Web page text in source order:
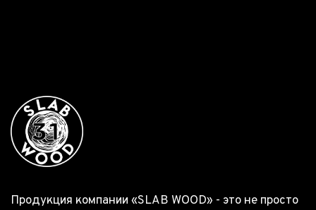
Продукция компании «SLAB WOOD» - это не просто